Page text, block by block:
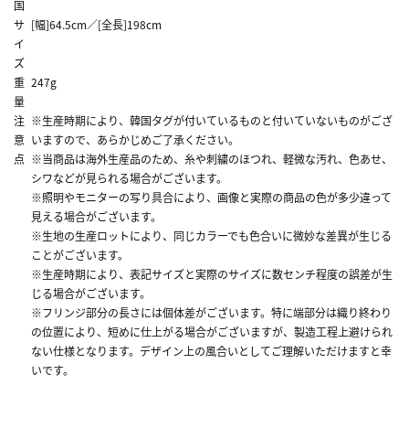
国
サ
イ
ズ
[幅]64.5cm／[全長]198cm
重
量
247g
注
意
点
※生産時期により、韓国タグが付いているものと付いていないものがござ
いますので、あらかじめご了承ください。
※当商品は海外生産品のため、糸や刺繍のほつれ、軽微な汚れ、色あせ、
シワなどが見られる場合がございます。
※照明やモニターの写り具合により、画像と実際の商品の色が多少違って
見える場合がございます。
※生地の生産ロットにより、同じカラーでも色合いに微妙な差異が生じる
ことがございます。
※生産時期により、表記サイズと実際のサイズに数センチ程度の誤差が生
じる場合がございます。
※フリンジ部分の長さには個体差がございます。特に端部分は織り終わり
の位置により、短めに仕上がる場合がございますが、製造工程上避けられ
ない仕様となります。デザイン上の風合いとしてご理解いただけますと幸
いです。